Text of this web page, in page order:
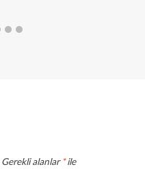
Gerekli alanlar*ile